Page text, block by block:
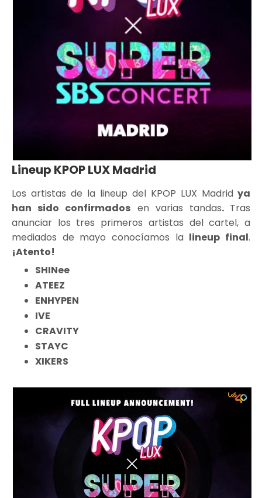
Lineup KPOP LUX Madrid
Los artistas de la lineup del KPOP LUX Madrid ya
han sido confirmados en varias tandas. Tras
anunciar los tres primeros artistas del cartel, a
mediados de mayo conocíamos la lineup final.
¡Atento!
SHINee
ATEEZ
ENHYPEN
IVE
CRAVITY
STAYC
XIKERS